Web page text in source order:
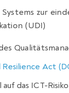
zur
(UDI)
Act
das ICT-